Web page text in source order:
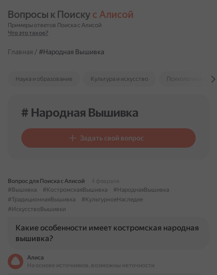
Вопросы к Поиску с Алисой
Примеры ответов Поиска с Алисой
Что это такое?
Главная / #Народная Вышивка
Наука и образование Культура и искусство Психология и
# Народная Вышивка
Задать свой вопрос
Вопрос для Поиска с Алисой
4 февраля
#Вышивка
#КостромскаяВышивка
#НароднаяВышивка
#ТрадиционнаяВышивка
#КультурноеНаследие
#ИскусствоВышивки
Какие особенности имеет костромская народная
вышивка?
Алиса
На основе источников, возможны неточности